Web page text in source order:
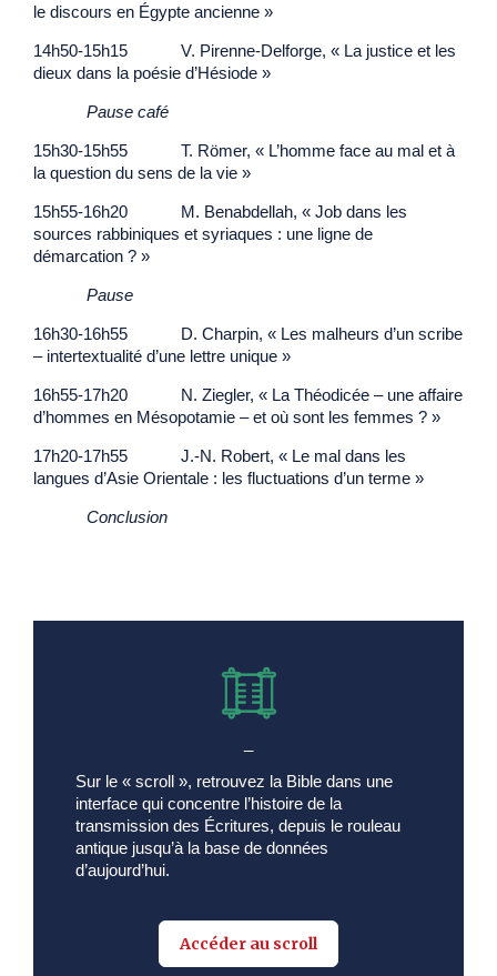
le discours en Égypte ancienne »
14h50-15h15 V. Pirenne-Delforge, « La justice et les
dieux dans la poésie d’Hésiode »
Pause café
15h30-15h55 T. Römer, « L’homme face au mal et à
la question du sens de la vie »
15h55-16h20 M. Benabdellah, « Job dans les
sources rabbiniques et syriaques : une ligne de
démarcation ? »
Pause
16h30-16h55 D. Charpin, « Les malheurs d’un scribe
– intertextualité d’une lettre unique »
16h55-17h20 N. Ziegler, « La Théodicée – une affaire
d’hommes en Mésopotamie – et où sont les femmes ? »
17h20-17h55 J.-N. Robert, « Le mal dans les
langues d’Asie Orientale : les fluctuations d’un terme »
Conclusion
Sur le « scroll », retrouvez la Bible dans une
interface qui concentre l’histoire de la
transmission des Écritures, depuis le rouleau
antique jusqu’à la base de données
d’aujourd’hui.
Accéder au scroll